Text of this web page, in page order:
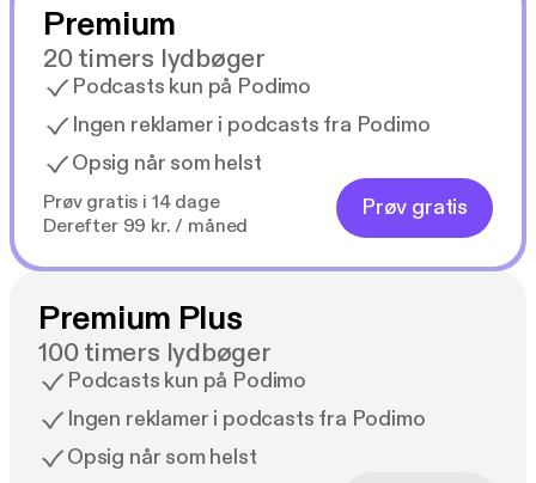
Premium
20 timers lydbøger
Podcasts kun på Podimo
Ingen reklamer i podcasts fra Podimo
Opsig når som helst
Prøv gratis i 14 dage
Derefter 99 kr. / måned
Prøv gratis
Premium Plus
100 timers lydbøger
Podcasts kun på Podimo
Ingen reklamer i podcasts fra Podimo
Opsig når som helst